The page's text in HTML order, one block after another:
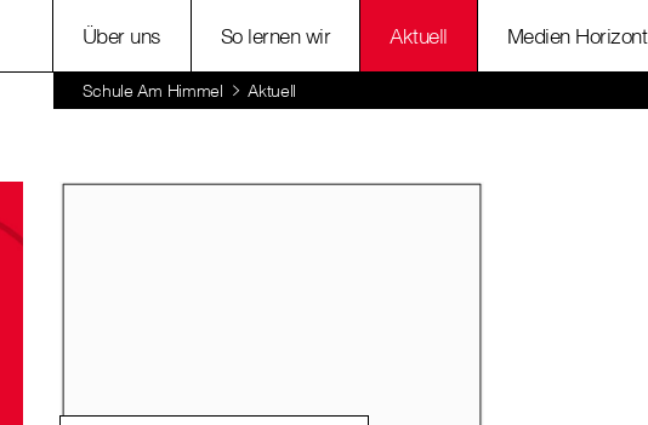
Über uns So lernen wir Aktuell Medien Horizont
Schule Am Himmel Aktuell